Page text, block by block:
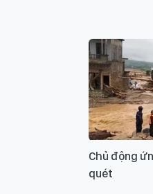
Chủ động
quét